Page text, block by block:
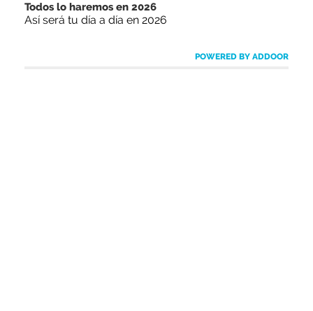
Todos lo haremos en 2026
Así será tu día a día en 2026
POWERED BY ADDOOR